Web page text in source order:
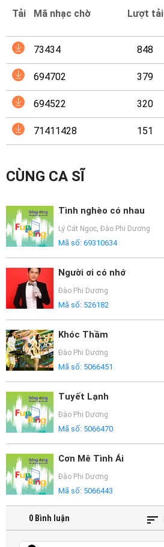
Mại
Hướng
Dẫn
Funring
Doanh
Nghiệp
Tải Mã nhạc chờ Lượt tải
73434 848
694702 379
694522 320
71411428 151
CÙNG CA SĨ
Tình nghèo có nhau
Lý Cát Ngọc, Đào Phi Dương
Mã số: 69310634
Người ơi có nhớ
Đào Phi Dương
Mã số: 526182
Khóc Thầm
Đào Phi Dương
Mã số: 5066451
Tuyết Lạnh
Đào Phi Dương
Mã số: 5066470
Cơn Mê Tình Ái
Đào Phi Dương
Mã số: 5066443
0 Bình luận